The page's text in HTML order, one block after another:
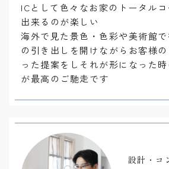
ICとして色々なお家のトータル
出来るのが楽しい
海外で見た景色・色彩や美術館
の引き出しを開けながらお客様
った提案をしそれが形になった
が最高のご馳走です
設計・コ